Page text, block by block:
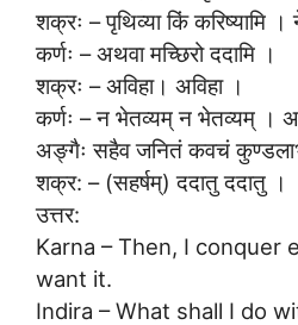
शक्रः – पृथिव्या किं करिष्यामि ।
कर्णः – अथवा मच्छिरो ददामि ।
शक्रः – अविहा। अविहा ।
कर्णः – न भेतव्यम् न भेतव्यम् ।
अङ्गैः सहैव जनितं कवचं
शक्र: – (सहर्षम्) ददातु ददातु ।
उत्तर:
Karna – Then, I conquer
want it.
Indira – What shall I do